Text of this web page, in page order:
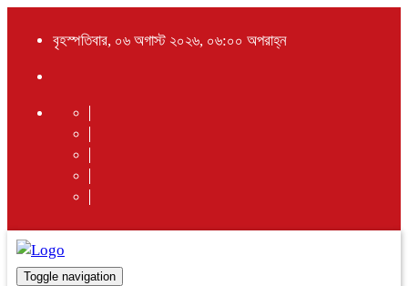
বৃহস্পতিবার, ০৬ অগাস্ট ২০২৬, ০৬:০০ অপরাহ্ন
Toggle navigation